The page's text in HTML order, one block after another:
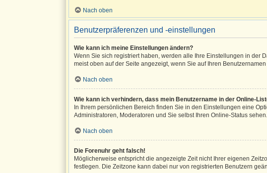
Nach oben
Benutzerpräferenzen und -einstellungen
Wie kann ich meine Einstellungen ändern?
Wenn Sie sich registriert haben, werden alle Ihre Einstellungen in der
meist oben auf der Seite angezeigt, wenn Sie auf Ihren
Nach oben
Wie kann ich verhindern, dass mein Benutzername in der Online-
In Ihrem persönlichen Bereich finden Sie in den Einstellungen eine
Administratoren, Moderatoren und Sie selbst Ihren Online-Status
Nach oben
Die Forenuhr geht falsch!
Möglicherweise entspricht die angezeigte Zeit nicht Ihrer eigenen
festlegen. Die Zeitzone kann dabei nur von registrierten Benutzern